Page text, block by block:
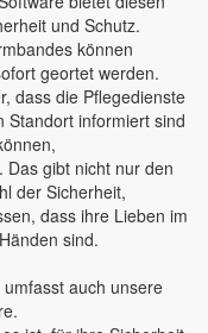
und Schutz.
können
geortet werden.
dass die Pflegedienste
Standort informiert sind
Das gibt nicht nur den
der Sicherheit,
dass ihre Lieben im
sind.
auch unsere